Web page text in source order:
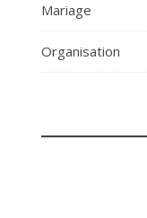
Mariage
Organisation